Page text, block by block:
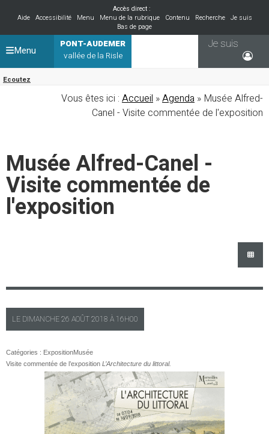
Accès direct :
Aide
Accessibilité Menu Menu de la rubrique Contenu Recherche
Je suis
Bas de page
PONT-AUDEMER
vallée de la Risle
Ecoutez
Je suis
Menu
Vous êtes ici : Accueil »Agenda » Musée Alfred-
Canel - Visite commentée de l'exposition
Musée Alfred-Canel -
Visite commentée de
l'exposition
LE DIMANCHE26 AOÛT 2018 À 16H00
Catégories : ExpositionMusée
Visite commentée de l’exposition L’Architecture du littoral.